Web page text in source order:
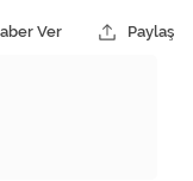
Ver Paylaş